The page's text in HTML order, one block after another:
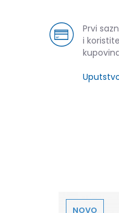
Prvi
i
NOVO